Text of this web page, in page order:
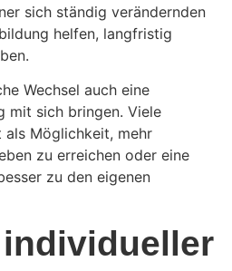
sich ständig verändernden
helfen, langfristig
Wechsel auch eine
mit sich bringen. Viele
Möglichkeit, mehr
zu erreichen oder eine
zu den eigenen